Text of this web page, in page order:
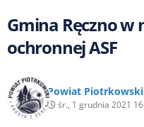
Gmina Ręczno w
ochronnej ASF
Powiat Piotrkowski
śr., 1 grudnia 2021